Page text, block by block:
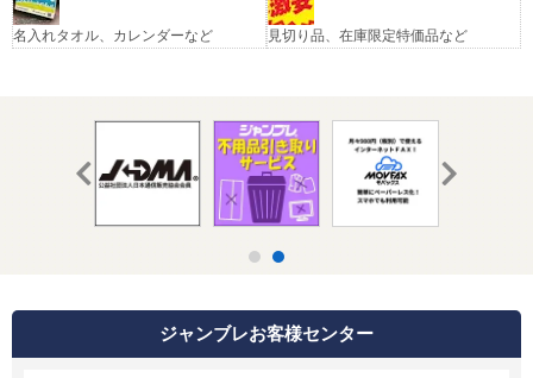
名入れタオル、カレンダーなど 見切り品、在庫限定特価品など
ジャンブレお客様センター